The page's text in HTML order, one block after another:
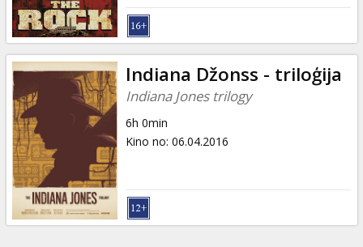
Indiana Džonss - triloģija
Indiana Jones trilogy
6h 0min
Kino no: 06.04.2016